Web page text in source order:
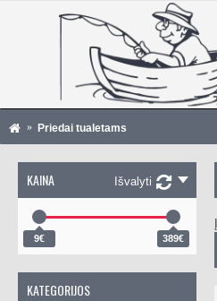
Priedai tualetams
Išvalyti
KAINA
9€ 389€
KATEGORIJOS